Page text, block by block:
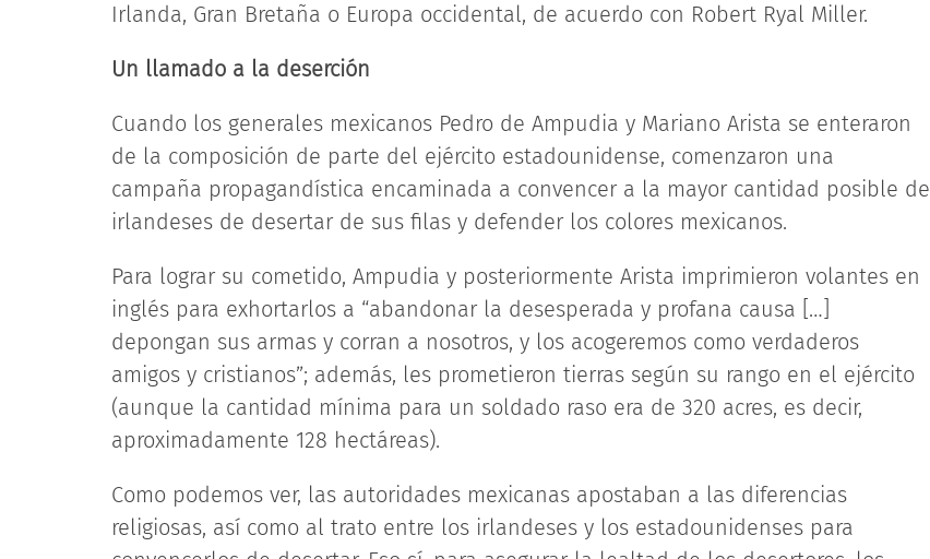
Irlanda, Gran Bretaña o Europa occidental, de acuerdo con Robert Ryal Miller.
Un llamado a la deserción
Cuando los generales mexicanos Pedro de Ampudia y Mariano Arista se enteraron
de la composición de parte del ejército estadounidense, comenzaron una
campaña propagandística encaminada a convencer a la mayor cantidad posible de
irlandeses de desertar de sus filas y defender los colores mexicanos.
Para lograr su cometido, Ampudia y posteriormente Arista imprimieron volantes en
inglés para exhortarlos a “abandonar la desesperada y profana causa […]
depongan sus armas y corran a nosotros, y los acogeremos como verdaderos
amigos y cristianos”; además, les prometieron tierras según su rango en el ejército
(aunque la cantidad mínima para un soldado raso era de 320 acres, es decir,
aproximadamente 128 hectáreas).
Como podemos ver, las autoridades mexicanas apostaban a las diferencias
religiosas, así como al trato entre los irlandeses y los estadounidenses para